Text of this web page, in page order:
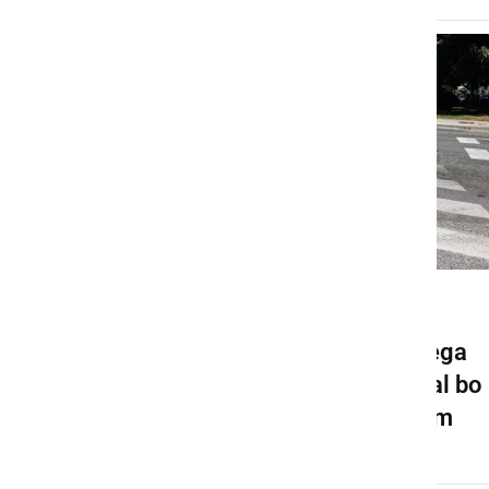
Pričela se bo gradnja novega
krožišča v Ljutomeru, veljal bo
spremenjen prometni režim